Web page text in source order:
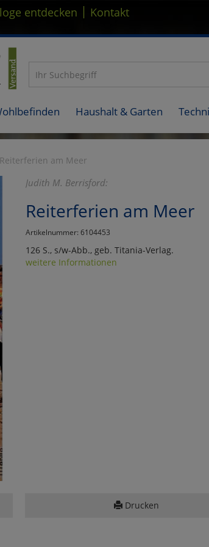
entdecken | Kontakt
Haushalt & Garten
Reiterferien am Meer
Judith M. Berrisford:
Reiterferien am Meer
Artikelnummer: 6104453
126 S., s/w-Abb., geb. Titania-Verlag.
weitere Informationen
Drucken